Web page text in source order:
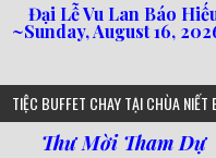
80
78
77
82
92
93
94
95
98
641
182
101
loipha2
loipha4
loipha1
loipha5
loipha7
loipha8
loipha10
loipha9
loi-phat-day
loipha15
loipha13
Đại Lễ Vu Lan Báo
~Sunday, August 16,
TIỆC BUFFET CHAY TẠI CHÙA NIẾT
Thư Mời Tham Dự